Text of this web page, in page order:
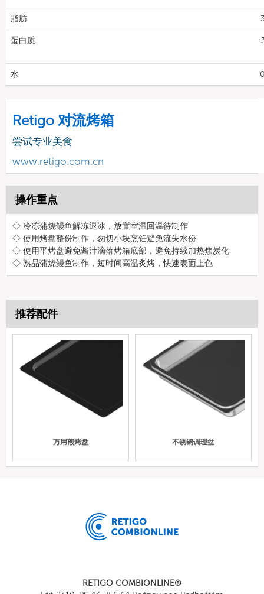
脂肪
蛋白质
水
Retigo 对流烤箱
尝试专业美食
www.retigo.com.cn
操作重点
◇ 冷冻蒲烧鳗鱼解冻退冰，放置室温回温待制作
◇ 使用烤盘整份制作，勿切小块烹饪避免流失水份
◇ 使用平烤盘避免酱汁滴落烤箱底部，避免持续加热焦炭化
◇ 熟品蒲烧鳗鱼制作，短时间高温炙烤，快速表面上色
推荐配件
万用煎烤盘 不锈钢调理盆
RETIGO COMBIONLINE®